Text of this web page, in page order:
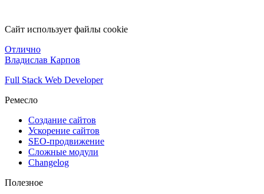
Сайт использует файлы cookie
Отлично
Владислав Карпов
Full Stack Web Developer
Ремесло
Создание сайтов
Ускорение сайтов
SEO-продвижение
Сложные модули
Changelog
Полезное